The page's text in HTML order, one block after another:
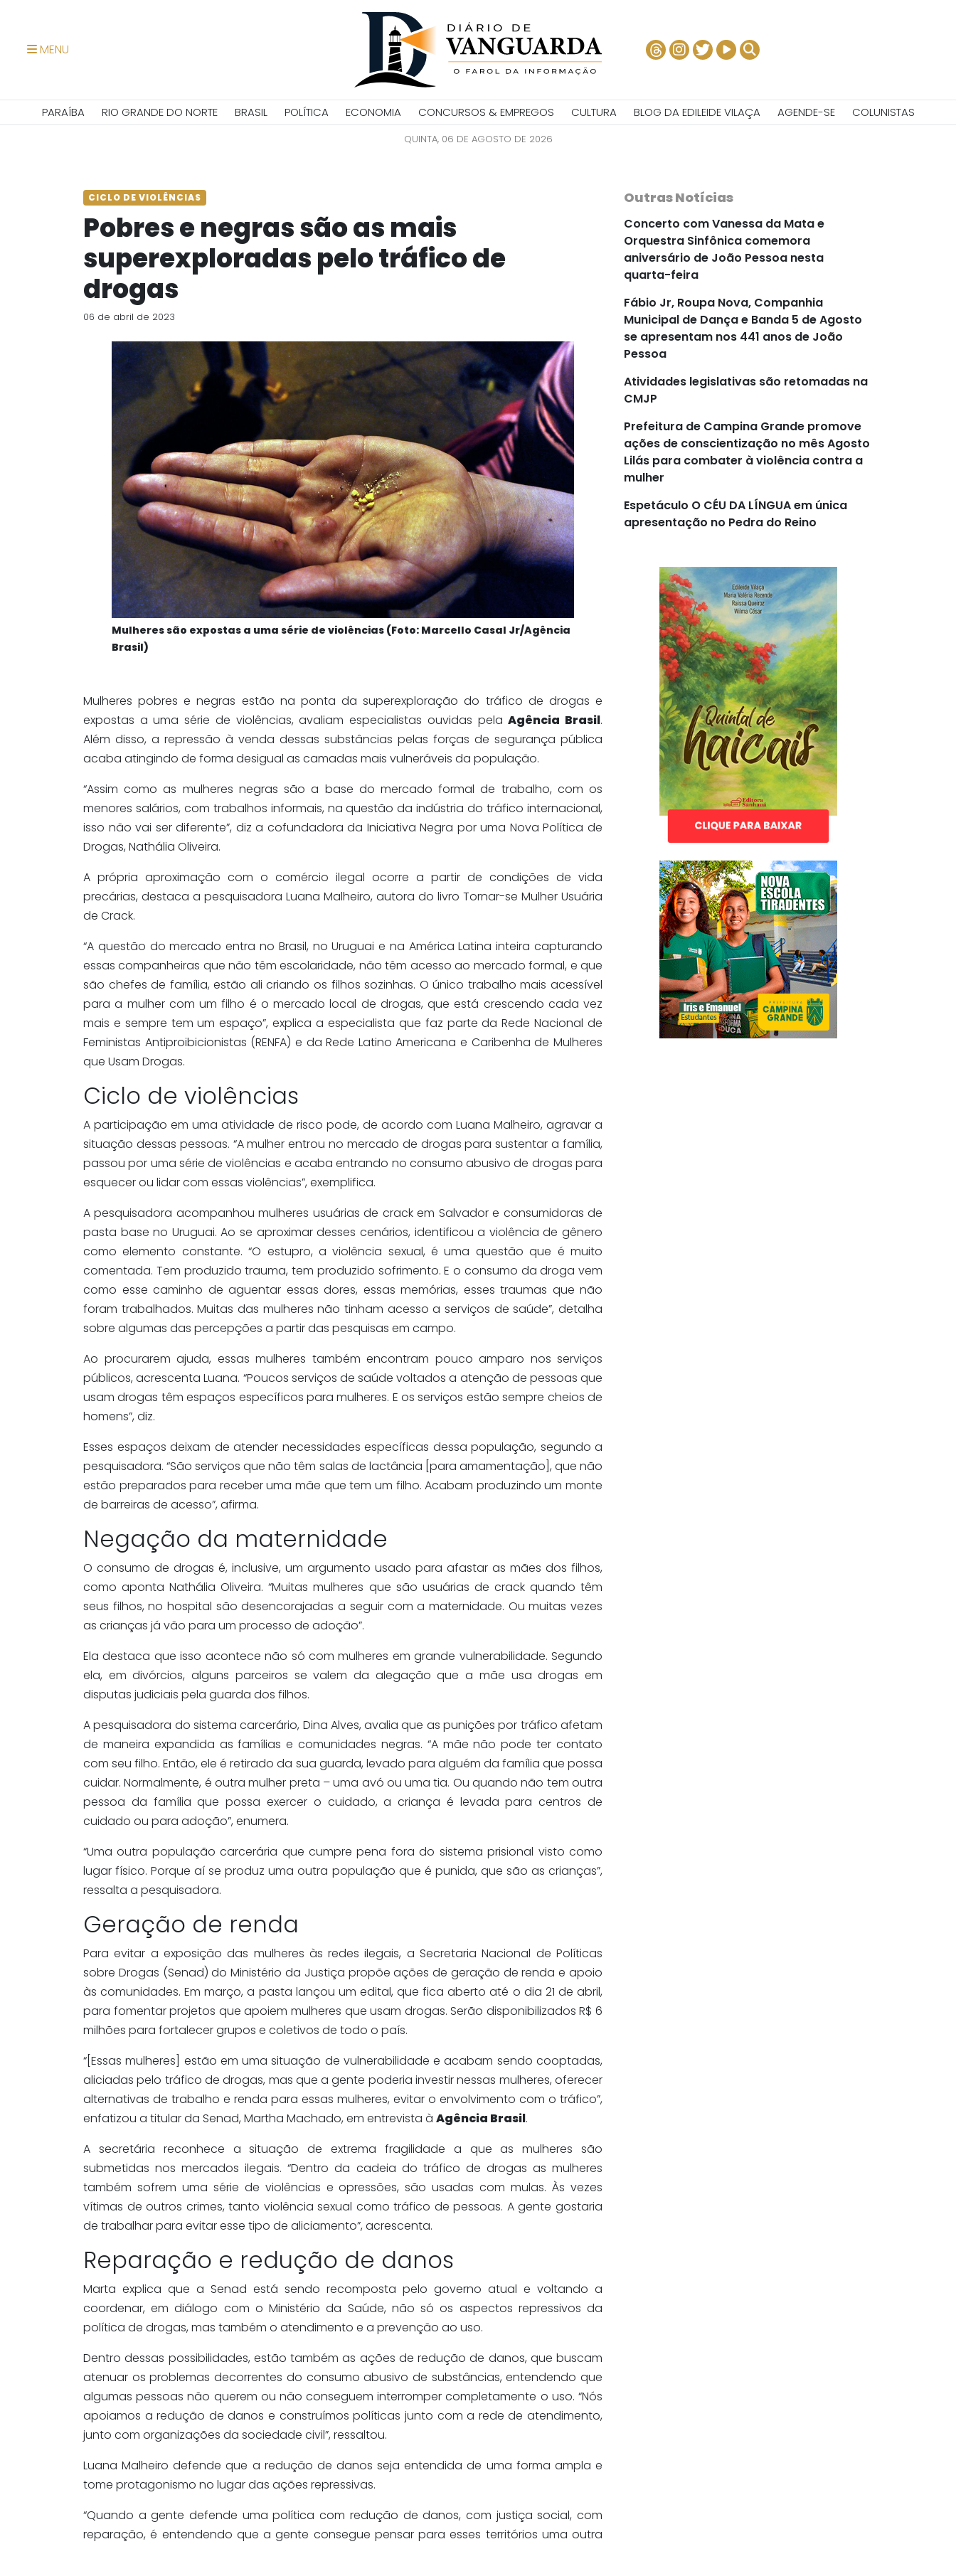
MENU
PARAÍBA RIO GRANDE DO NORTE BRASIL POLÍTICA ECONOMIA CONCURSOS & EMPREGOS CULTURA BLOG DA EDILEIDE VILAÇA AGENDE-SE COLUNISTAS
QUINTA, 06 DE AGOSTO DE 2026
CICLO DE VIOLÊNCIAS
Pobres e negras são as mais
superexploradas pelo tráfico de
drogas
06 de abril de 2023
Mulheres são expostas a uma série de violências (Foto: Marcello Casal Jr/Agência
Brasil)
Mulheres pobres e negras estão na ponta da superexploração do tráfico de drogas e
expostas a uma série de violências, avaliam especialistas ouvidas pelaAgência Brasil.
Além disso, a repressão à venda dessas substâncias pelas forças de segurança pública
acaba atingindo de forma desigual as camadas mais vulneráveis da população.
“Assim como as mulheres negras são a base do mercado formal de trabalho, com os
menores salários, com trabalhos informais, na questão da indústria do tráfico internacional,
isso não vai ser diferente”, diz a cofundadora da Iniciativa Negra por uma Nova Política de
Drogas, Nathália Oliveira.
A própria aproximação com o comércio ilegal ocorre a partir de condições de vida
precárias, destaca a pesquisadora Luana Malheiro, autora do livro Tornar-se Mulher Usuária
de Crack.
“A questão do mercado entra no Brasil, no Uruguai e na América Latina inteira capturando
essas companheiras que não têm escolaridade, não têm acesso ao mercado formal, e que
são chefes de família, estão ali criando os filhos sozinhas. O único trabalho mais acessível
para a mulher com um filho é o mercado local de drogas, que está crescendo cada vez
mais e sempre tem um espaço”, explica a especialista que faz parte da Rede Nacional de
Feministas Antiproibicionistas (RENFA) e da Rede Latino Americana e Caribenha de Mulheres
que Usam Drogas.
Ciclo de violências
A participação em uma atividade de risco pode, de acordo com Luana Malheiro, agravar a
situação dessas pessoas. “A mulher entrou no mercado de drogas para sustentar a família,
passou por uma série de violências e acaba entrando no consumo abusivo de drogas para
esquecer ou lidar com essas violências”, exemplifica.
A pesquisadora acompanhou mulheres usuárias de crack em Salvador e consumidoras de
pasta base no Uruguai. Ao se aproximar desses cenários, identificou a violência de gênero
como elemento constante. “O estupro, a violência sexual, é uma questão que é muito
comentada. Tem produzido trauma, tem produzido sofrimento. E o consumo da droga vem
como esse caminho de aguentar essas dores, essas memórias, esses traumas que não
foram trabalhados. Muitas das mulheres não tinham acesso a serviços de saúde”, detalha
sobre algumas das percepções a partir das pesquisas em campo.
Ao procurarem ajuda, essas mulheres também encontram pouco amparo nos serviços
públicos, acrescenta Luana. “Poucos serviços de saúde voltados a atenção de pessoas que
usam drogas têm espaços específicos para mulheres. E os serviços estão sempre cheios de
homens”, diz.
Esses espaços deixam de atender necessidades específicas dessa população, segundo a
pesquisadora. “São serviços que não têm salas de lactância [para amamentação], que não
estão preparados para receber uma mãe que tem um filho. Acabam produzindo um monte
de barreiras de acesso”, afirma.
Negação da maternidade
O consumo de drogas é, inclusive, um argumento usado para afastar as mães dos filhos,
como aponta Nathália Oliveira. “Muitas mulheres que são usuárias de crack quando têm
seus filhos, no hospital são desencorajadas a seguir com a maternidade. Ou muitas vezes
as crianças já vão para um processo de adoção”.
Ela destaca que isso acontece não só com mulheres em grande vulnerabilidade. Segundo
ela, em divórcios, alguns parceiros se valem da alegação que a mãe usa drogas em
disputas judiciais pela guarda dos filhos.
A pesquisadora do sistema carcerário, Dina Alves, avalia que as punições por tráfico afetam
de maneira expandida as famílias e comunidades negras. “A mãe não pode ter contato
com seu filho. Então, ele é retirado da sua guarda, levado para alguém da família que possa
cuidar. Normalmente, é outra mulher preta – uma avó ou uma tia. Ou quando não tem outra
pessoa da família que possa exercer o cuidado, a criança é levada para centros de
cuidado ou para adoção”, enumera.
“Uma outra população carcerária que cumpre pena fora do sistema prisional visto como
lugar físico. Porque aí se produz uma outra população que é punida, que são as crianças”,
ressalta a pesquisadora.
Geração de renda
Para evitar a exposição das mulheres às redes ilegais, a Secretaria Nacional de Políticas
sobre Drogas (Senad) do Ministério da Justiça propõe ações de geração de renda e apoio
às comunidades. Em março, a pasta lançou um edital, que fica aberto até o dia 21 de abril,
para fomentar projetos que apoiem mulheres que usam drogas. Serão disponibilizados R$ 6
milhões para fortalecer grupos e coletivos de todo o país.
“[Essas mulheres] estão em uma situação de vulnerabilidade e acabam sendo cooptadas,
aliciadas pelo tráfico de drogas, mas que a gente poderia investir nessas mulheres, oferecer
alternativas de trabalho e renda para essas mulheres, evitar o envolvimento com o tráfico”,
enfatizou a titular da Senad, Martha Machado, em entrevista à Agência Brasil.
A secretária reconhece a situação de extrema fragilidade a que as mulheres são
submetidas nos mercados ilegais. “Dentro da cadeia do tráfico de drogas as mulheres
também sofrem uma série de violências e opressões, são usadas com mulas. Às vezes
vítimas de outros crimes, tanto violência sexual como tráfico de pessoas. A gente gostaria
de trabalhar para evitar esse tipo de aliciamento”, acrescenta.
Reparação e redução de danos
Marta explica que a Senad está sendo recomposta pelo governo atual e voltando a
coordenar, em diálogo com o Ministério da Saúde, não só os aspectos repressivos da
política de drogas, mas também o atendimento e a prevenção ao uso.
Dentro dessas possibilidades, estão também as ações de redução de danos, que buscam
atenuar os problemas decorrentes do consumo abusivo de substâncias, entendendo que
algumas pessoas não querem ou não conseguem interromper completamente o uso. “Nós
apoiamos a redução de danos e construímos políticas junto com a rede de atendimento,
junto com organizações da sociedade civil”, ressaltou.
Luana Malheiro defende que a redução de danos seja entendida de uma forma ampla e
tome protagonismo no lugar das ações repressivas.
“Quando a gente defende uma política com redução de danos, com justiça social, com
reparação, é entendendo que a gente consegue pensar para esses territórios uma outra
Outras Notícias
Concerto com Vanessa da Mata e
Orquestra Sinfônica comemora
aniversário de João Pessoa nesta
quarta-feira
Fábio Jr, Roupa Nova, Companhia
Municipal de Dança e Banda 5 de Agosto
se apresentam nos 441 anos de João
Pessoa
Atividades legislativas são retomadas na
CMJP
Prefeitura de Campina Grande promove
ações de conscientização no mês Agosto
Lilás para combater à violência contra a
mulher
Espetáculo O CÉU DA LÍNGUA em única
apresentação no Pedra do Reino